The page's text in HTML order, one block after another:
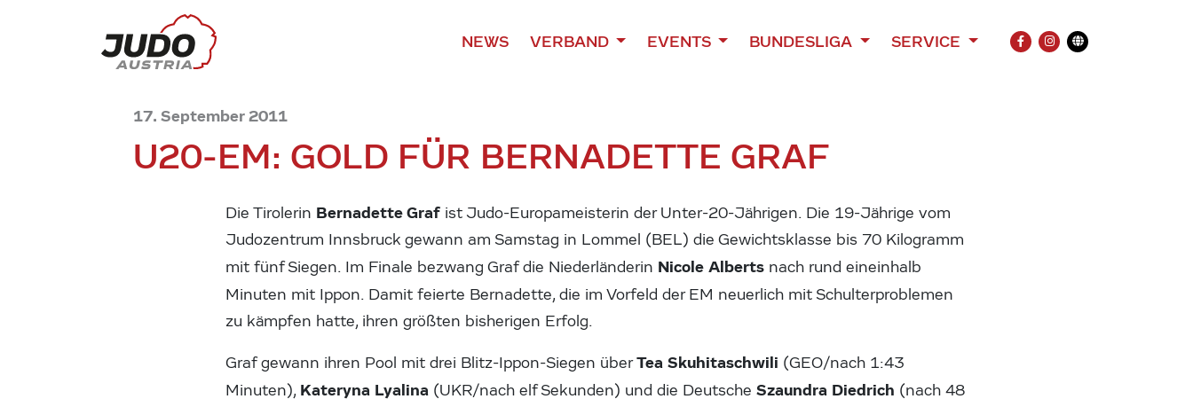
NEWS VERBAND EVENTS BUNDESLIGA SERVICE
FACEBOOK
INSTAGRAM
Übersetzung
17. September 2011
U20-EM: GOLD FÜR BERNADETTE GRAF
Die Tirolerin Bernadette Graf ist Judo-Europameisterin der Unter-20-Jährigen. Die 19-Jährige vom
Judozentrum Innsbruck gewann am Samstag in Lommel (BEL) die Gewichtsklasse bis 70 Kilogramm
mit fünf Siegen. Im Finale bezwang Graf die Niederländerin Nicole Alberts nach rund eineinhalb
Minuten mit Ippon. Damit feierte Bernadette, die im Vorfeld der EM neuerlich mit Schulterproblemen
zu kämpfen hatte, ihren größten bisherigen Erfolg.
Graf gewann ihren Pool mit drei Blitz-Ippon-Siegen überTea Skuhitaschwili (GEO/nach 1:43
Minuten), Kateryna Lyalina (UKR/nach elf Sekunden) und die DeutscheSzaundra Diedrich (nach 48